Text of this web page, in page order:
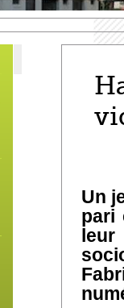
Un
pari
leur